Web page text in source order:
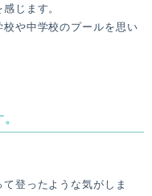
じます。
や中学校のプールを思い
て登ったような気がしま